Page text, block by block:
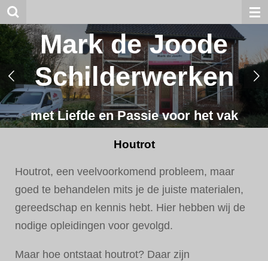
Ga
direct
naar
de
hoofdinhoud
Mark de Joode
Schilderwerken
met Liefde en Passie voor het vak
Houtrot
Houtrot, een veelvoorkomend probleem, maar
goed te behandelen mits je de juiste materialen,
gereedschap en kennis hebt. Hier hebben wij de
nodige opleidingen voor gevolgd.
Maar hoe ontstaat houtrot? Daar zijn